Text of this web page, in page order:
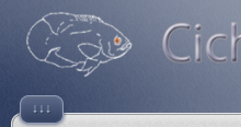
↓↓↓